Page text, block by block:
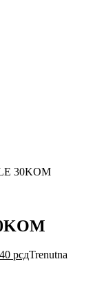
30KOM
рсдTrenutna